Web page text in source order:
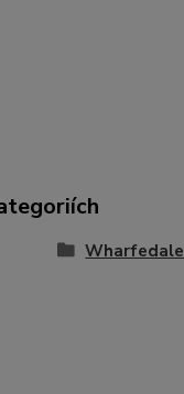
Wharfedale